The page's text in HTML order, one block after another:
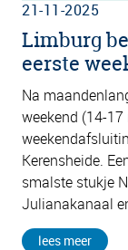
21-11-2025
Limburg
eerste
Na
weekend (14-
Kerensheide.
smalste stukje
Julianakanaal
lees meer